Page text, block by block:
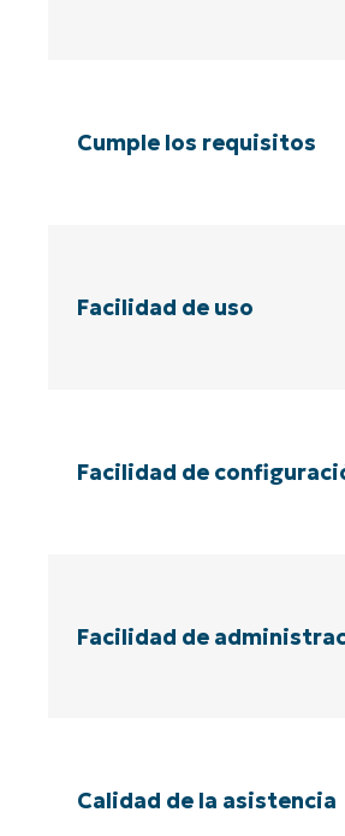
Cumple los requisitos
Facilidad de uso
Facilidad de
Facilidad de
Calidad de la asistencia